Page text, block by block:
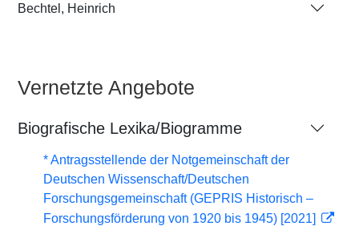
Bechtel, Heinrich
Vernetzte Angebote
Biografische Lexika/Biogramme
* Antragsstellende der Notgemeinschaft der
Deutschen Wissenschaft/Deutschen
Forschungsgemeinschaft (GEPRIS Historisch –
Forschungsförderung von 1920 bis 1945) [2021]